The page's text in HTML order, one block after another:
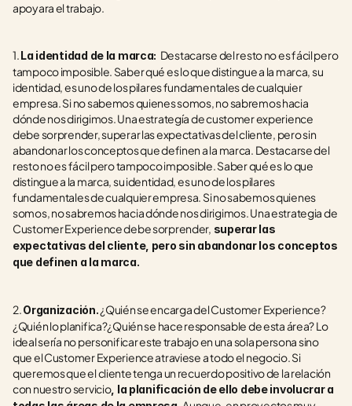
apoyara el trabajo.
1. La identidad de la marca: Destacarse del resto no es fácil pero
tampoco imposible. Saber qué es lo que distingue a la marca, su
identidad, es uno de los pilares fundamentales de cualquier
empresa. Si no sabemos quienes somos, no sabremos hacia
dónde nos dirigimos. Una estrategía de customer experience
debe sorprender, superar las expectativas del cliente, pero sin
abandonar los conceptos que definen a la marca. Destacarse del
resto no es fácil pero tampoco imposible. Saber qué es lo que
distingue a la marca, su identidad, es uno de los pilares
fundamentales de cualquier empresa. Si no sabemos quienes
somos, no sabremos hacia dónde nos dirigimos. Una estrategia de
Customer Experience debe sorprender, superar las
expectativas del cliente, pero sin abandonar los conceptos
que definen a la marca.
2. Organización. ¿Quién se encarga del Customer Experience?
¿Quién lo planifica?¿Quién se hace responsable de esta área? Lo
ideal sería no personificar este trabajo en una sola persona sino
que el Customer Experience atraviese a todo el negocio. Si
queremos que el cliente tenga un recuerdo positivo de la relación
con nuestro servicio, la planificación de ello debe involucrar a